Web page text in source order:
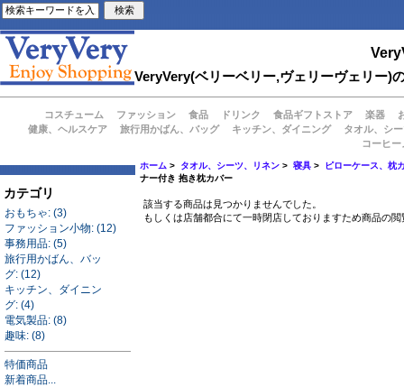
VeryVery(ベリーベリー,ヴェリーヴェリー)
コスチューム ファッション 食品 ドリンク 食品ギフトストア 楽器
健康、ヘルスケア
旅行用かばん、バッグ キッチン、ダイニング
タオル、シ
コーヒ
カテゴリ
おもちゃ: (3)
ファッション小物: (12)
事務用品: (5)
旅行用かばん、バッ
グ: (12)
キッチン、ダイニン
グ: (4)
電気製品: (8)
趣味: (8)
特価商品
新着商品...
ホーム > タオル、シーツ、リネン >寝具 >
ピローケース、枕
ナー付き 抱き枕カバー
該当する商品は見つかりませんでした。
もしくは店舗都合にて一時閉店しておりますため商品の